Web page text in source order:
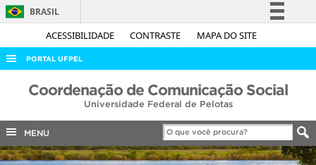
ACESSIBILIDADE CONTRASTE MAPA DO SITE
BRASIL
Simplifique!
Acesso à informação
Legislação
Canais
PORTAL UFPEL
ACESSO À INFORMAÇÃO
COBALTO
CONCURSOS
Coordenação de Comunicação Social
Universidade Federal de Pelotas
MENU